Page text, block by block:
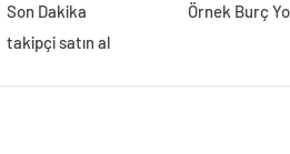
Son Dakika
takipçi satın al
Örnek Burç